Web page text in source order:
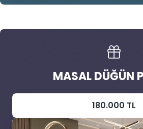
MASAL DÜĞÜN
180.000 TL